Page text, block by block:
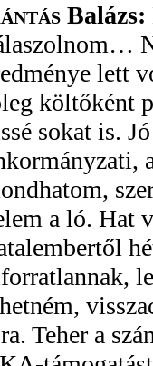
Balázs:
lett
költőként
sokat is.
a ló. Hat
Teher a